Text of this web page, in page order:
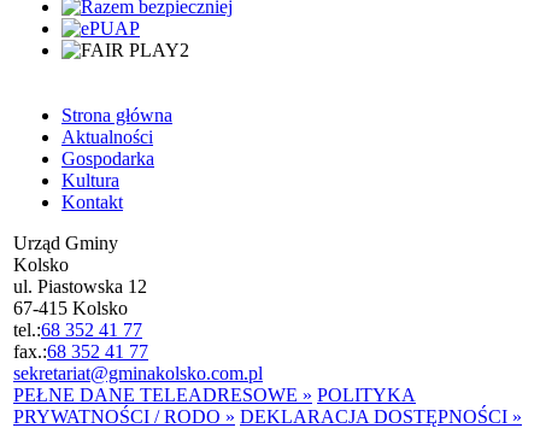
Strona główna
Aktualności
Gospodarka
Kultura
Kontakt
Urząd Gminy
Kolsko
ul. Piastowska 12
67-415 Kolsko
tel.:68 352 41 77
fax.:68 352 41 77
sekretariat@gminakolsko.com.pl
PEŁNE DANE TELEADRESOWE » POLITYKA
PRYWATNOŚCI / RODO » DEKLARACJA DOSTĘPNOŚCI »